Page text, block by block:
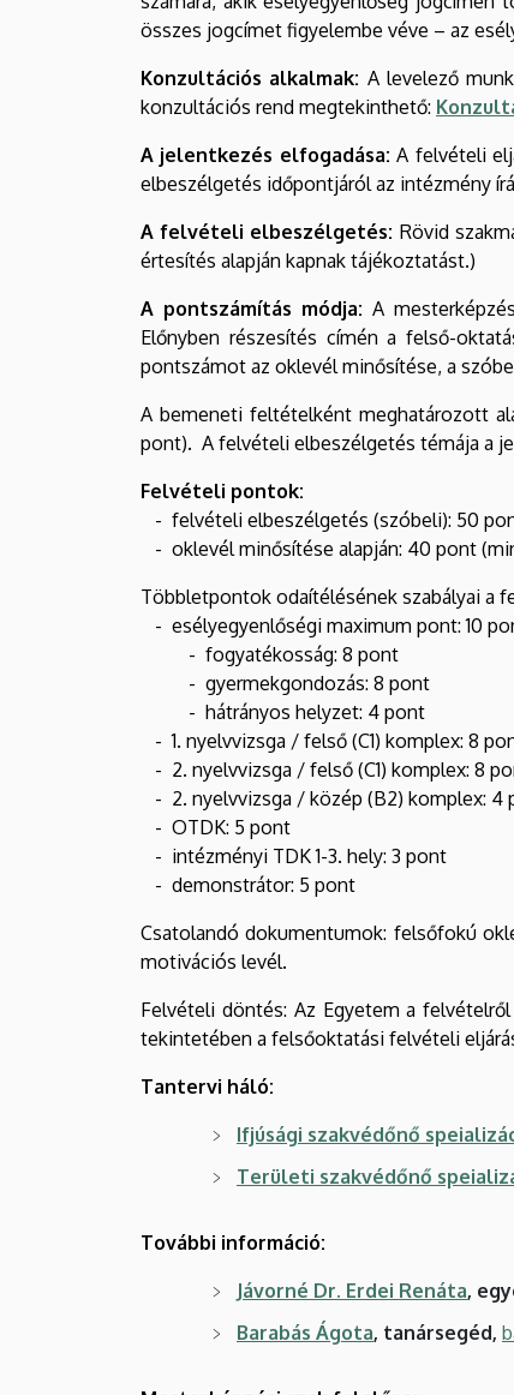
összes jogcímet figyelembe véve – az
Konzultációs alkalmak: A levelező
konzultációs rend megtekinthető:
A jelentkezés elfogadása: A felvételi
elbeszélgetés időpontjáról az intézmény
A felvételi elbeszélgetés: Rövid
értesítés alapján kapnak tájékoztatást.)
A pontszámítás módja: A
Előnyben részesítés címén a felső-
pontszámot az oklevél minősítése, a
A bemeneti feltételként meghatározott
pont). A felvételi elbeszélgetés témája a
Felvételi pontok:
- felvételi elbeszélgetés (szóbeli): 50
- oklevél minősítése alapján: 40 pont
Többletpontok odaítélésének szabályai a
- esélyegyenlőségi maximum pont: 10
- fogyatékosság: 8 pont
- gyermekgondozás: 8 pont
- hátrányos helyzet: 4 pont
- 1. nyelvvizsga / felső (C1) komplex: 8
- 2. nyelvvizsga / felső (C1) komplex: 8
- 2. nyelvvizsga / közép (B2) komplex: 4
- OTDK: 5 pont
- intézményi TDK 1-3. hely: 3 pont
- demonstrátor: 5 pont
Csatolandó dokumentumok: felsőfokú
motivációs levél.
Felvételi döntés: Az Egyetem a
tekintetében a felsőoktatási felvételi
Tantervi háló:
Ifjúsági szakvédőnő
Területi szakvédőnő
További információ:
Jávorné Dr. Erdei Renáta,
Barabás Ágota, tanársegéd,